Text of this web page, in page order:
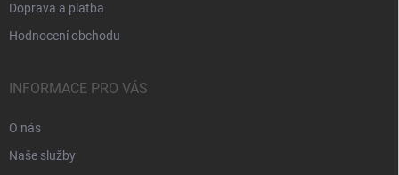
Doprava a platba
Hodnocení obchodu
INFORMACE PRO VÁS
O nás
Naše služby